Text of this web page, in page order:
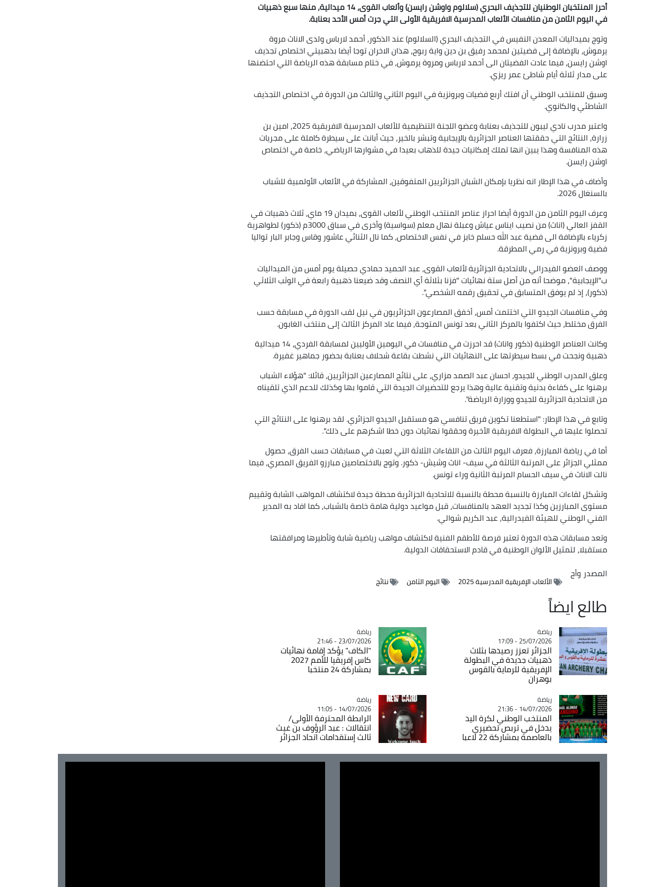
أحرز المنتخبان الوطنيان للتجذيف البحري (سلالوم واوشن رايسن) وألعاب القوى، 14 ميدالية، منها سبع ذهبيات
في اليوم الثامن من منافسات الألعاب المدرسية الافريقية الأولى التي جرت أمس الأحد بعنابة.
وتوج بميداليات المعدن النفيس في التجذيف البحري (السلالوم) عند الذكور، أحمد لارباس ولدى الاناث مروة
يرموش، بالإضافة إلى فضيتين لمحمد رفيق بن دين واية ربوح، هذان الاخران توجا أيضا بذهبيتي اختصاص تجذيف
اوشن رايسن، فيما عادت الفضيتان الى أحمد لارباس ومروة يرموش، في ختام مسابقة هذه الرياضة التي احتضنها
على مدار ثلاثة أيام شاطئ عمر ريزي.
وسبق للمنتخب الوطني أن افتك أربع فضيات وبرونزية في اليوم الثاني والثالث من الدورة في اختصاص التجذيف
الشاطئي والكانوي.
واعتبر مدرب نادي ليبون للتجذيف بعنابة وعضو اللجنة التنظيمية للألعاب المدرسية الافريقية 2025، امين بن
زرارة، النتائج التي حققتها العناصر الجزائرية بالإيجابية وتبشر بالخير، حيث أبانت على سيطرة كاملة على مجريات
هذه المنافسة وهذا يبين انها تملك إمكانيات جيدة للذهاب بعيدا في مشوارها الرياضي، خاصة في اختصاص
اوشن رايسن.
وأضاف في هذا الإطار انه نظريا بإمكان الشبان الجزائريين المتفوقين، المشاركة في الألعاب الأولمبية للشباب
بالسنغال 2026.
وعرف اليوم الثامن من الدورة أيضا احراز عناصر المنتخب الوطني لألعاب القوى، بميدان 19 ماي، ثلاث ذهبيات في
القفز العالي (اناث) من نصيب ايناس عياش وعبلة نهال معلم (سواسية) وأخرى في سباق 3000م (ذكور) لطواهرية
زكرياء بالإضافة الى فضية عبد الله حسلم خابز في نفس الاختصاص، كما نال الثنائي عاشور وقاس وجابر البار تواليا
فضية وبرونزية في رمي المطرقة.
ووصف العضو الفيدرالي بالاتحادية الجزائرية لألعاب القوى، عبد الحميد حمادي حصيلة يوم أمس من الميداليات
ب"الإيجابية"، موضحا أنه من أصل ستة نهائيات "فزنا بثلاثة أي النصف وقد ضيعنا ذهبية رابعة في الوثب الثلاثي
(ذكور)، إذ لم يوفق المتسابق في تحقيق رقمه الشخصي".
وفي منافسات الجيدو التي اختتمت أمس، أخفق المصارعون الجزائريون في نيل لقب الدورة في مسابقة حسب
الفرق مختلط، حيث اكتفوا بالمركز الثاني بعد تونس المتوجة، فيما عاد المركز الثالث إلى منتخب الغابون.
وكانت العناصر الوطنية (ذكور واناث) قد احرزت في منافسات في اليومين الأوليين لمسابقة الفردي، 14 ميدالية
ذهبية ونجحت في بسط سيطرتها على النهائيات التي نشطت بقاعة شحلاف بعنابة بحضور جماهير غفيرة.
وعلق المدرب الوطني للجيدو، احسان عبد الصمد مزاري، على نتائج المصارعين الجزائريين، قائلا: "هؤلاء الشباب
برهنوا على كفاءة بدنية وتقنية عالية وهذا يرجع للتحضيرات الجيدة التي قاموا بها وكذلك للدعم الذي تلقيناه
من الاتحادية الجزائرية للجيدو ووزارة الرياضة".
وتابع في هذا الإطار: "استطعنا تكوين فريق تنافسي هو مستقبل الجيدو الجزائري. لقد برهنوا على النتائج التي
تحصلوا عليها في البطولة الافريقية الأخيرة وحققوا نهائيات دون خطا اشكرهم على ذلك".
أما في رياضة المبارزة، فعرف اليوم الثالث من اللقاءات الثلاثة التي لعبت في مسابقات حسب الفرق، حصول
ممثلي الجزائر على المرتبة الثالثة في سيف- اناث وشيش- ذكور. وتوج بالاختصاصين مبارزو الفريق المصري، فيما
نالت الاناث في سيف الحسام المرتبة الثانية وراء تونس.
وتشكل لقاءات المبارزة بالنسبة محطة بالنسبة للاتحادية الجزائرية محطة جيدة لاكتشاف المواهب الشابة وتقييم
مستوى المبارزين وكذا تجديد العهد بالمنافسات، قبل مواعيد دولية هامة خاصة بالشباب، كما افاد به المدير
الفني الوطني للهيئة الفيدرالية، عبد الكريم شوالي.
وتعد مسابقات هذه الدورة تعتبر فرصة للأطقم الفنية لاكتشاف مواهب رياضية شابة وتأطيرها ومرافقتها
مستقبلا، لتمثيل الألوان الوطنية في قادم الاستحقاقات الدولية.
المصدر وأج
الألعاب الإفريقية المدرسية 2025 اليوم الثامن نتائج
طالع ايضاً
Catégorie
رياضة
25/07/2026 - 17:09
الجزائر تعزز رصيدها بثلاث
ذهبيات جديدة في البطولة
الإفريقية للرماية بالقوس
بوهران
Catégorie
رياضة
23/07/2026 - 21:46
"الكاف" يؤكد إقامة نهائيات
كاس إفريقيا للأمم 2027
بمشاركة 24 منتخبا
Catégorie
رياضة
14/07/2026 - 21:36
المنتخب الوطني لكرة اليد
يدخل في تربص تحضيري
بالعاصمة بمشاركة 22 لاعبا
Catégorie
رياضة
14/07/2026 - 11:05
الرابطة المحترفة الأولى/
انتقالات : عبد الرؤوف بن غيث
ثالث إستقدامات اتحاد الجزائر